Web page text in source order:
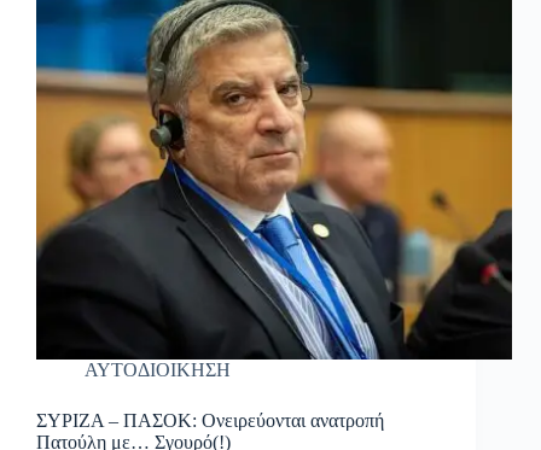
ΑΥΤΟΔΙΟΙΚΗΣΗ
ΣΥΡΙΖΑ – ΠΑΣΟΚ: Ονειρεύονται ανατροπή
Πατούλη με… Σγουρό(!)